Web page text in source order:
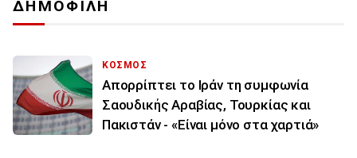
ΔΗΜΟΦΙΛΗ
ΚΟΣΜΟΣ
Απορρίπτει το Ιράν τη συμφωνία
Σαουδικής Αραβίας, Τουρκίας και
Πακιστάν - «Είναι μόνο στα χαρτιά»